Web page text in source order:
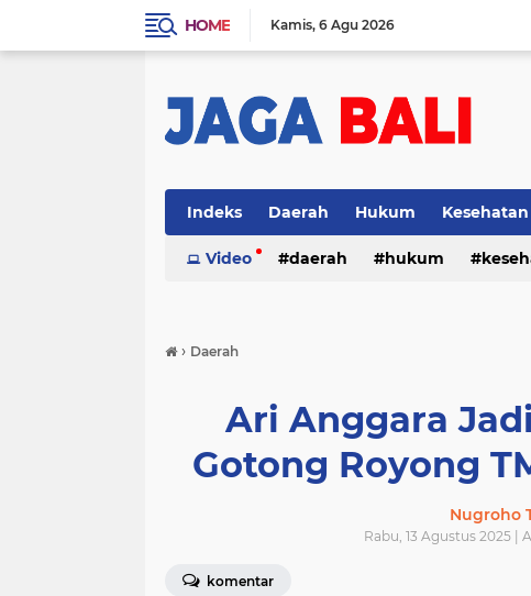
HOME Kamis 6 Agu 2026
Indeks Daerah Hukum Kesehatan
Video daerah hukum
› Daerah
Ari Anggara
Gotong Royong
Nugroho
Rabu, 13 Agustus 2025 |
komentar